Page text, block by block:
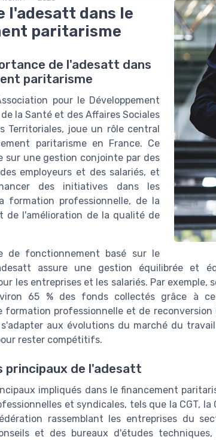
l'adesatt dans le
paritarisme
de l'adesatt dans
paritarisme
pour le Développement
la Santé et des Affaires Sociales
Territoriales, joue un rôle central
paritarisme en France. Ce
sur une gestion conjointe par des
employeurs et des salariés, et
des initiatives dans les
formation professionnelle, de la
de l'amélioration de la qualité de
de fonctionnement basé sur le
assure une gestion équilibrée et
les entreprises et les salariés. Par
65 % des fonds collectés grâce à
formation professionnelle et de
aux évolutions du marché du
rester compétitifs.
principaux de l'adesatt
impliqués dans le financement
et syndicales, tels que la CGT, la
rassemblant les entreprises du
et des bureaux d'études